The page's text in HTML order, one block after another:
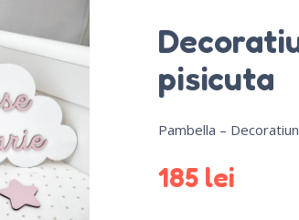
pisicuta
Pambella –
185 lei